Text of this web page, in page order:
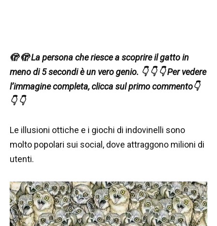
🫣 🫣 La persona che riesce a scoprire il gatto in
meno di 5 secondi è un vero genio. 👇 👇 👇 Per vedere
l’immagine completa, clicca sul primo commento👇
👇 👇
Le illusioni ottiche e i giochi di indovinelli sono
molto popolari sui social, dove attraggono milioni di
utenti.